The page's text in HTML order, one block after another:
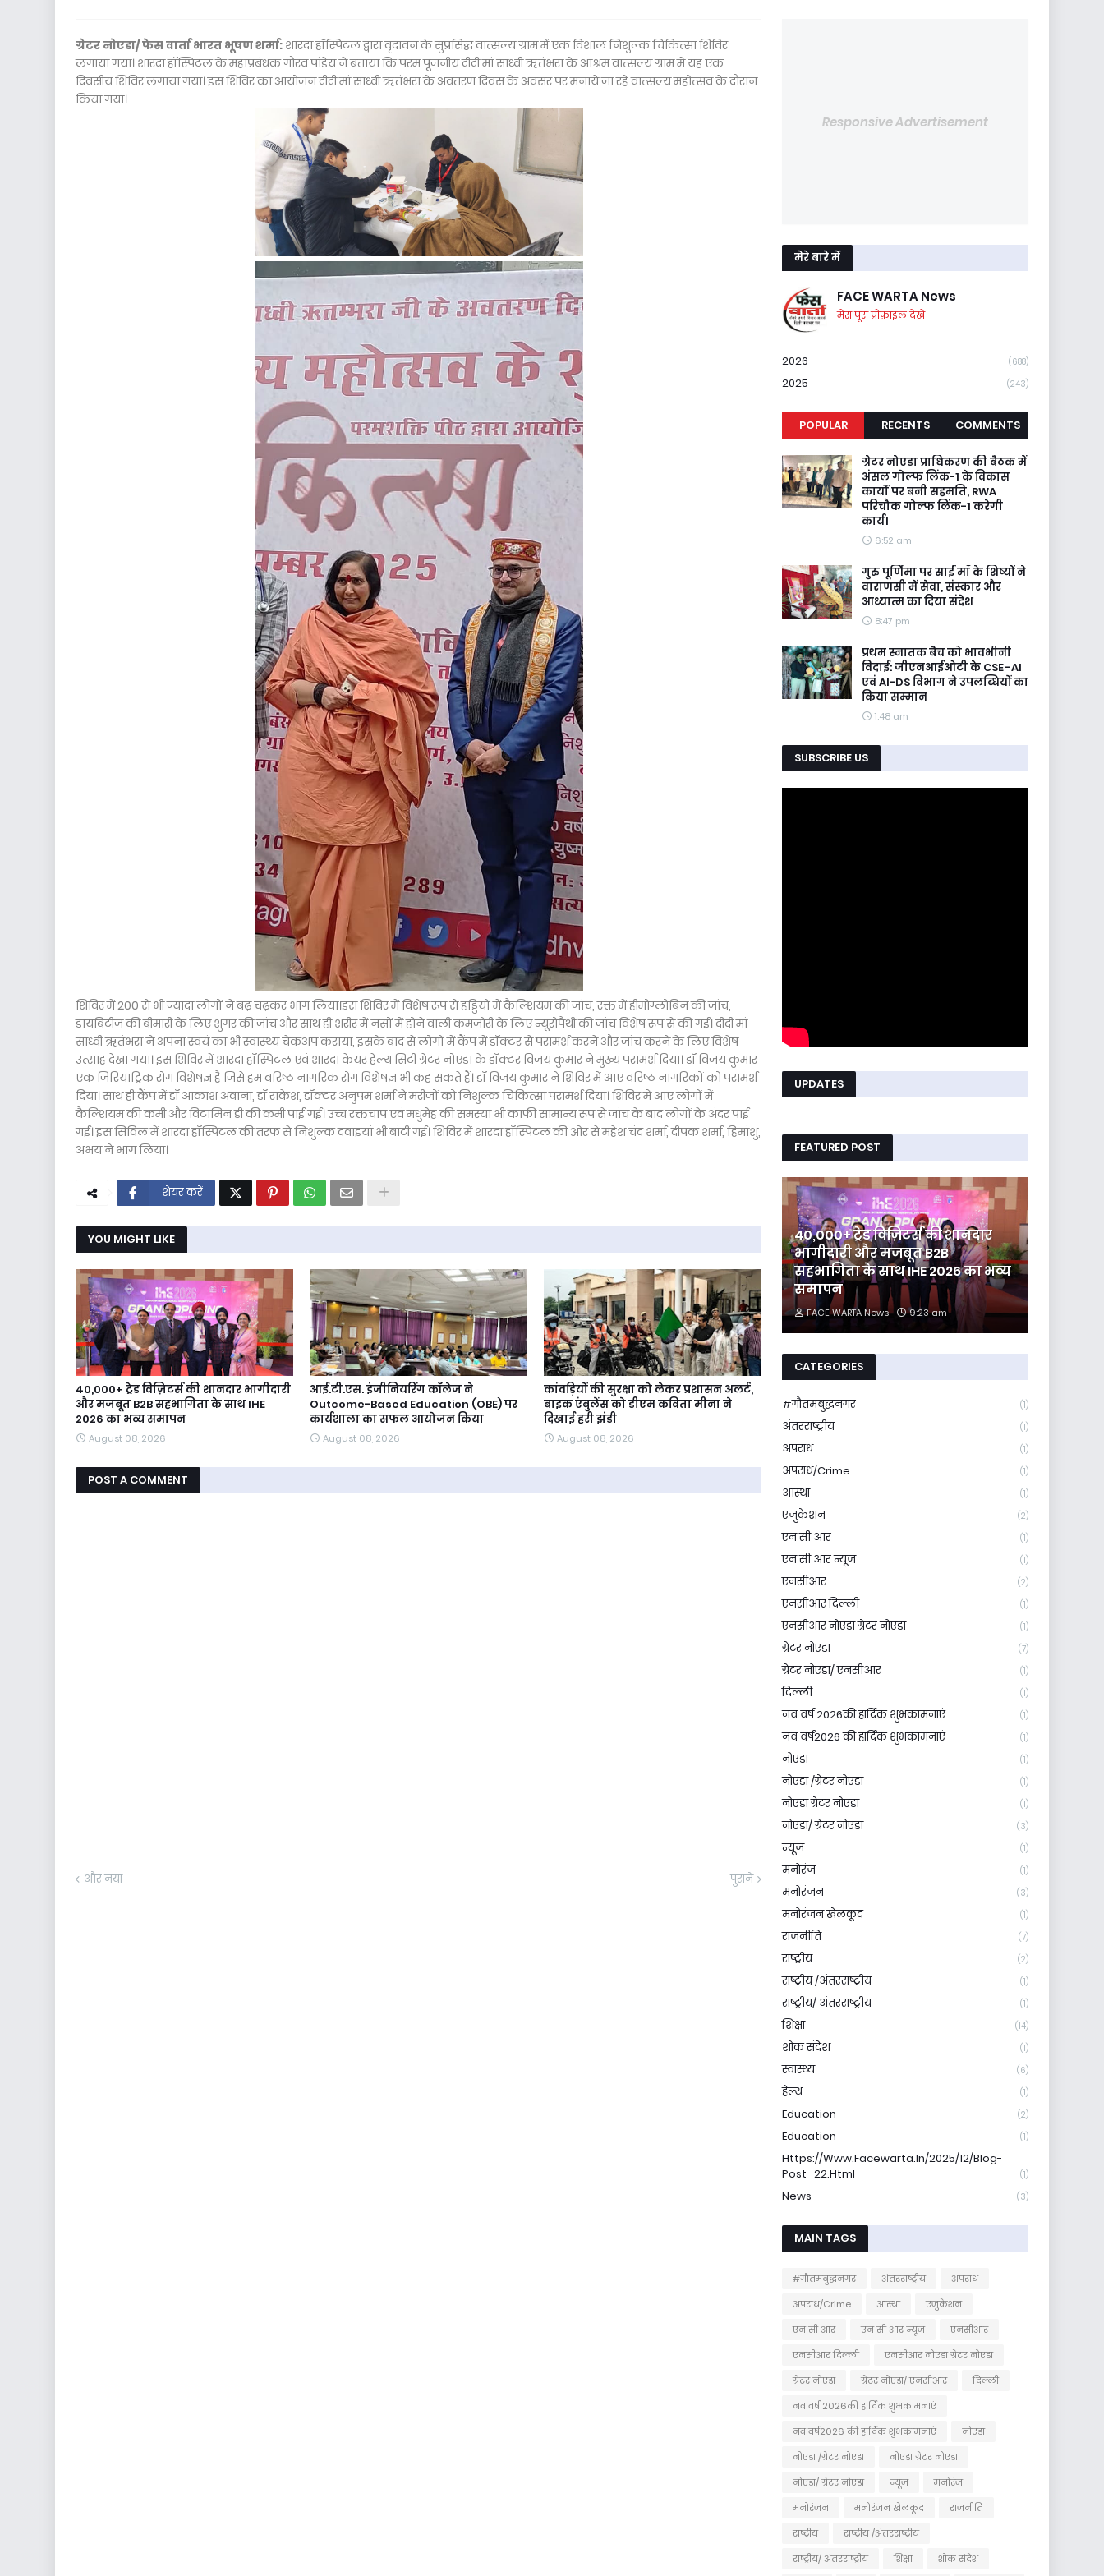
ग्रेटर नोएडा/ फेस वार्ता भारत भूषण शर्मा: शारदा हॉस्पिटल द्वारा वृंदावन के सुप्रसिद्ध वात्सल्य ग्राम में एक विशाल निशुल्क चिकित्सा शिविर
लगाया गया। शारदा हॉस्पिटल के महाप्रबंधक गौरव पांडेय ने बताया कि परम पूजनीय दीदी मां साध्वी ऋतंभरा के आश्रम वात्सल्य ग्राम में यह एक
दिवसीय शिविर लगाया गया। इस शिविर का आयोजन दीदी मां साध्वी ऋतंभरा के अवतरण दिवस के अवसर पर मनाये जा रहे वात्सल्य महोत्सव के दौरान
किया गया।
शिविर में 200 से भी ज्यादा लोगों ने बढ़ चढ़कर भाग लिया।इस शिविर में विशेष रूप से हड्डियों में कैल्शियम की जांच, रक्त में हीमोग्लोबिन की जांच,
डायबिटीज की बीमारी के लिए शुगर की जांच और साथ ही शरीर में नसों में होने वाली कमजोरी के लिए न्यूरोपैथी की जांच विशेष रूप से की गई। दीदी मां
साध्वी ऋतंभरा ने अपना स्वयं का भी स्वास्थ्य चेकअप कराया, इसके बाद से लोगों में कैंप में डॉक्टर से परामर्श करने और जांच करने के लिए विशेष
उत्साह देखा गया। इस शिविर में शारदा हॉस्पिटल एवं शारदा केयर हेल्थ सिटी ग्रेटर नोएडा के डॉक्टर विजय कुमार ने मुख्य परामर्श दिया। डॉ विजय कुमार
एक जिरियाट्रिक रोग विशेषज्ञ है जिसे हम वरिष्ठ नागरिक रोग विशेषज्ञ भी कह सकते हैं। डॉ विजय कुमार ने शिविर में आए वरिष्ठ नागरिकों को परामर्श
दिया। साथ ही कैंप में डॉ आकाश अवाना, डॉ राकेश, डॉक्टर अनुपम शर्मा ने मरीजों को निशुल्क चिकित्सा परामर्श दिया। शिविर में आए लोगों में
कैल्शियम की कमी और विटामिन डी की कमी पाई गई। उच्च रक्तचाप एवं मधुमेह की समस्या भी काफी सामान्य रूप से जांच के बाद लोगों के अंदर पाई
गई। इस सिविल में शारदा हॉस्पिटल की तरफ से निशुल्क दवाइयां भी बांटी गई। शिविर में शारदा हॉस्पिटल की ओर से महेश चंद शर्मा, दीपक शर्मा, हिमांशु,
अभय ने भाग लिया।
शेयर करें
YOU MIGHT LIKE
40,000+ ट्रेड विज़िटर्स की शानदार भागीदारी
और मजबूत B2B सहभागिता के साथ IHE
2026 का भव्य समापन
August 08, 2026
आई.टी.एस. इंजीनियरिंग कॉलेज ने
Outcome-Based Education (OBE) पर
कार्यशाला का सफल आयोजन किया
August 08, 2026
कांवड़ियों की सुरक्षा को लेकर प्रशासन अलर्ट,
बाइक एंबुलेंस को डीएम कविता मीना ने
दिखाई हरी झंडी
August 08, 2026
POST A COMMENT
और नया पुराने
Responsive Advertisement
मेरे बारे में
FACE WARTA News
मेरा पूरा प्रोफ़ाइल देखें
2026 (688)
2025 (243)
POPULAR RECENTS COMMENTS
ग्रेटर नोएडा प्राधिकरण की बैठक में
अंसल गोल्फ लिंक-1 के विकास
कार्यों पर बनी सहमति, RWA
परिचौक गोल्फ लिंक-1 करेगी
कार्य।
6:52 am
गुरु पूर्णिमा पर साईं माँ के शिष्यों ने
वाराणसी में सेवा, संस्कार और
आध्यात्म का दिया संदेश
8:47 pm
प्रथम स्नातक बैच को भावभीनी
विदाई: जीएनआईओटी के CSE–AI
एवं AI-DS विभाग ने उपलब्धियों का
किया सम्मान
1:48 am
SUBSCRIBE US
UPDATES
FEATURED POST
40,000+ ट्रेड विज़िटर्स की शानदार
भागीदारी और मजबूत B2B
सहभागिता के साथ IHE 2026 का भव्य
समापन
FACE WARTA News 9:23 am
CATEGORIES
#गौतमबुद्धनगर (1)
अंतरराष्ट्रीय (1)
अपराध (1)
अपराध/Crime (1)
आस्था (1)
एजुकेशन (2)
एन सी आर (1)
एन सी आर न्यूज (1)
एनसीआर (2)
एनसीआर दिल्ली (1)
एनसीआर नोएडा ग्रेटर नोएडा (1)
ग्रेटर नोएडा (7)
ग्रेटर नोएडा/ एनसीआर (1)
दिल्ली (1)
नव वर्ष 2026की हार्दिक शुभकामनाएं (1)
नव वर्ष2026 की हार्दिक शुभकामनाएं (1)
नोएडा (1)
नोएडा /ग्रेटर नोएडा (1)
नोएडा ग्रेटर नोएडा (1)
नोएडा/ ग्रेटर नोएडा (3)
न्यूज (1)
मनोरंज (1)
मनोरंजन (3)
मनोरंजन खेलकूद (1)
राजनीति (7)
राष्ट्रीय (2)
राष्ट्रीय /अंतरराष्ट्रीय (1)
राष्ट्रीय/ अंतरराष्ट्रीय (1)
शिक्षा (14)
शोक संदेश (1)
स्वास्थ्य (6)
हेल्थ (1)
Education (2)
Education (1)
Https://www.facewarta.in/2025/12/blog-
Post_22.html
(1)
News (3)
MAIN TAGS
#गौतमबुद्धनगर अंतरराष्ट्रीय
अपराध
अपराध/Crime
आस्था
एजुकेशन
एन सी आर
एन सी आर न्यूज
एनसीआर
एनसीआर दिल्ली
एनसीआर नोएडा ग्रेटर नोएडा
ग्रेटर नोएडा
ग्रेटर नोएडा/ एनसीआर
दिल्ली
नव वर्ष 2026की हार्दिक शुभकामनाएं
नव वर्ष2026 की हार्दिक शुभकामनाएं
नोएडा
नोएडा /ग्रेटर नोएडा
नोएडा ग्रेटर नोएडा
नोएडा/ ग्रेटर नोएडा
न्यूज
मनोरंज
मनोरंजन
मनोरंजन खेलकूद
राजनीति
राष्ट्रीय
राष्ट्रीय /अंतरराष्ट्रीय
राष्ट्रीय/ अंतरराष्ट्रीय
शिक्षा शोक संदेश